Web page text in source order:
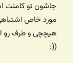
جاشون تو کامنت
مورد خاص
هیچچی و طرف رو
((: